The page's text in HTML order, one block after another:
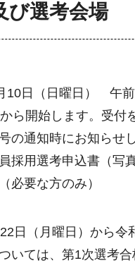
選考会場
10日（日曜日） 午前
ら開始します。受付
通知時にお知らせし
用選考申込書（写
必要な方のみ）
日（月曜日）から令
ては、第1次選考合